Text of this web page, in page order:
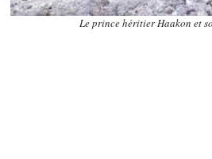
Le prince héritier Haakon et